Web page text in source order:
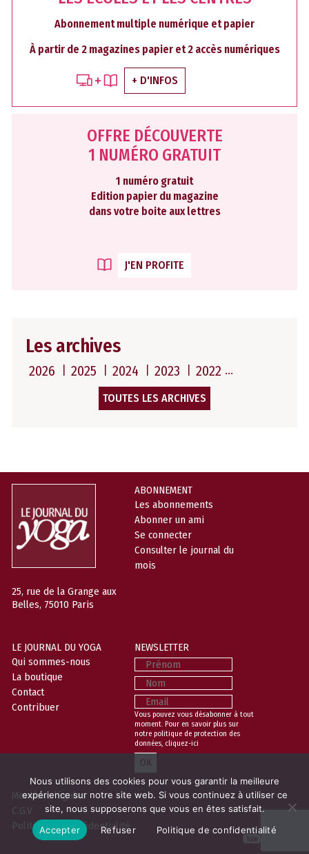
Abonnement multiple numérique et papier
À partir de 2 magazines papier et 2 accès numériques
+ D'INFOS
OFFRE DÉCOUVERTE
1 NUMÉRO GRATUIT
1 numéro gratuit
Edition papier du magazine
dans votre boite aux lettres
J'EN PROFITE
Les archives
2026 2025 2024 2023 2022
TOUTES LES ARCHIVES
25, rue de la Grange aux
Belles, 75010 Paris
ABONNEMENT
Les abonnements
Abonner un ami
Se connecter
Consulter le journal du
mois
LE JOURNAL DU YOGA
Qui sommes-nous
La boutique
Contact
Contribuer
NEWSLETTER
Prénom
Nom
Email
Vous pouvez vous désabonner à tout
moment. Pour en savoir plus sur
notre politique de protection des
données, cliquez-ici
Mentions légales
C.G.V
Politique de confidentialité
Nous utilisons des cookies pour vous garantir la meilleure
expérience sur notre site web. Si vous continuez à utiliser ce
site, nous supposerons que vous en êtes satisfait.
Accepter
Refuser Politique de confidentialité